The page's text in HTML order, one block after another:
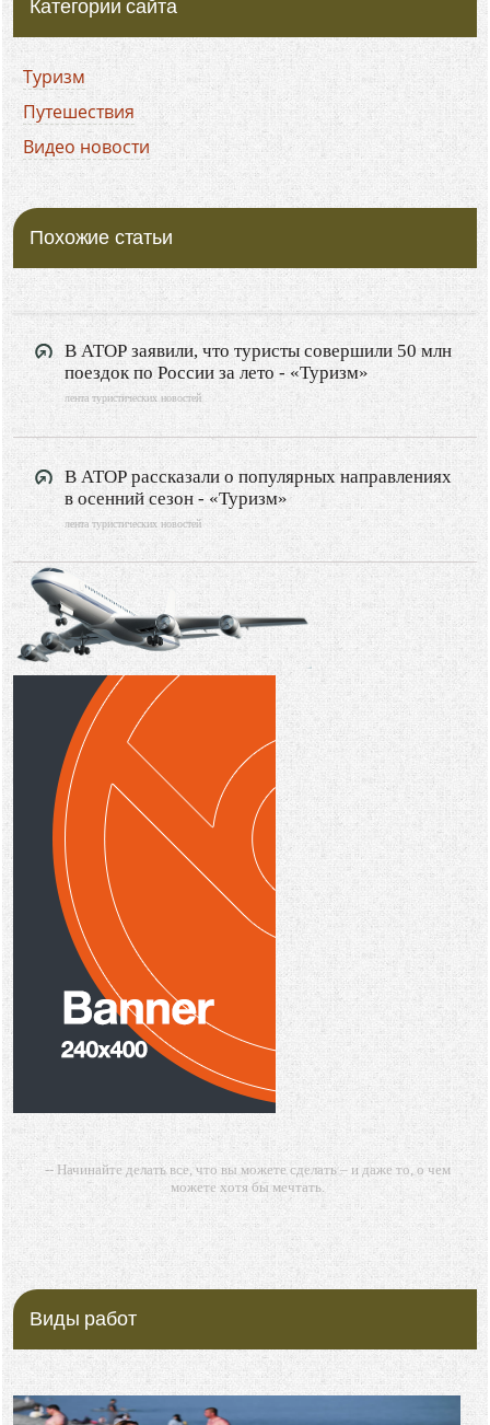
Категории сайта
Туризм
Путешествия
Видео новости
Похожие статьи
В АТОР заявили, что туристы совершили 50 млн
поездок по России за лето - «Туризм»
лента туристических новостей
В АТОР рассказали о популярных направлениях
в осенний сезон - «Туризм»
лента туристических новостей
-- Начинайте делать все, что вы можете сделать – и даже то, о чем
можете хотя бы мечтать.
-- Все дело в мыслях. Мысль — начало всего. И мыслями можно
управлять. И поэтому главное дело совершенствования: работать над
мыслями.
-- Идите уверенно по направлению к мечте. Живите той жизнью,
глупость. Из всех страхов самый пугающий — самолюбование.
-- Лучшее, что можно сделать с хорошим советом, это пропустить его
мимо ушей. Он никогда не бывает полезен никому, кроме того, кто его
Виды работ